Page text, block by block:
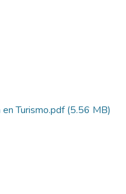
Turismo.pdf(5.56 MB)